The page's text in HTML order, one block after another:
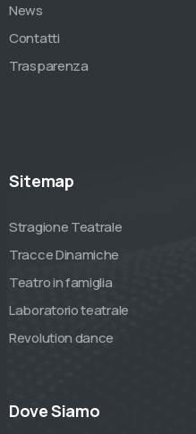
News
Contatti
Trasparenza
Sitemap
Stragione Teatrale
Tracce Dinamiche
Teatro in famiglia
Laboratorio teatrale
Revolution dance
Dove Siamo